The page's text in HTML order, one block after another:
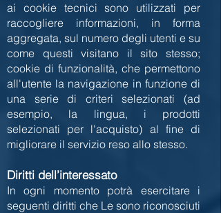
ai cookie tecnici sono utilizzati per
raccogliere informazioni, in forma
aggregata, sul numero degli utenti e su
come questi visitano il sito stesso;
cookie di funzionalità, che permettono
all'utente la navigazione in funzione di
una serie di criteri selezionati (ad
esempio, la lingua, i prodotti
selezionati per l'acquisto) al fine di
migliorare il servizio reso allo stesso.
Diritti dell’interessato
In ogni momento potrà esercitare i
seguenti diritti che Le sono riconosciuti